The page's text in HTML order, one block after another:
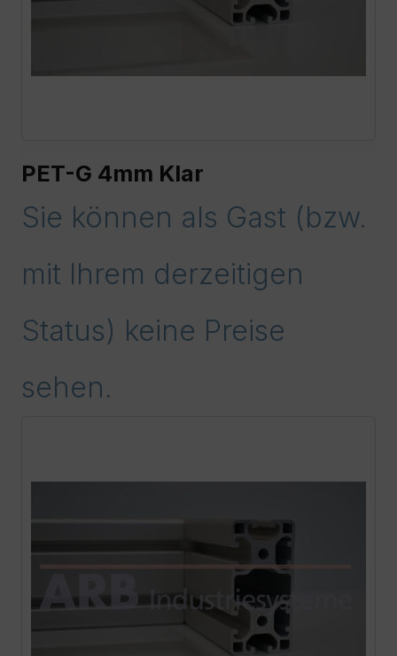
PET-G 4mm Klar
Sie können als Gast (bzw.
mit Ihrem derzeitigen
Status) keine Preise
sehen.